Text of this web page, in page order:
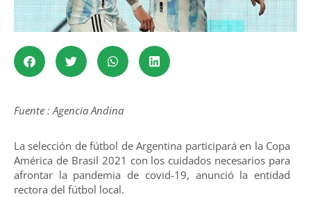
Fuente : Agencia Andina
La selección de fútbol de Argentina participará en la Copa
América de Brasil 2021 con los cuidados necesarios para
afrontar la pandemia de covid-19, anunció la entidad
rectora del fútbol local.